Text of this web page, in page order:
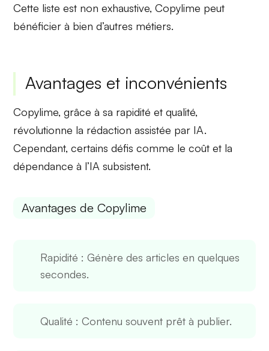
Cette liste est non exhaustive, Copylime peut
bénéficier à bien d’autres métiers.
Avantages et inconvénients
Copylime, grâce à sa rapidité et qualité,
révolutionne la rédaction assistée par IA.
Cependant, certains défis comme le coût et la
dépendance à l’IA subsistent.
Avantages de Copylime
Rapidité : Génère des articles en quelques
secondes.
Qualité : Contenu souvent prêt à publier.